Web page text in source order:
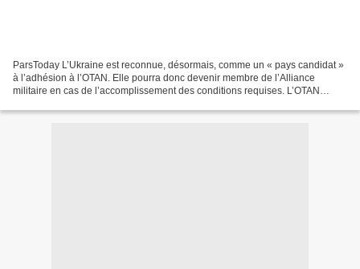
ParsToday L’Ukraine est reconnue, désormais, comme un « pays candidat »
à l’adhésion à l’OTAN. Elle pourra donc devenir membre de l’Alliance
militaire en cas de l’accomplissement des conditions requises. L’OTAN